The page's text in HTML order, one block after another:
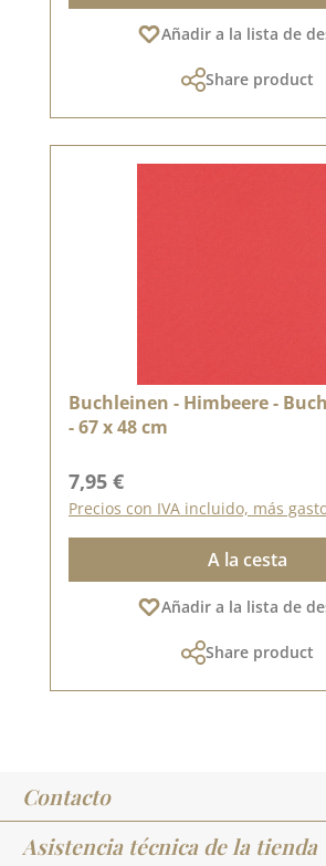
Añadir a la lista de
Share product
Buchleinen - Himbeere -
- 67 x 48 cm
Precio normal:
7,95 €
Precios con IVA incluido, más
A la cesta
Añadir a la lista de
Share product
Contacto
Asistencia técnica de la tienda